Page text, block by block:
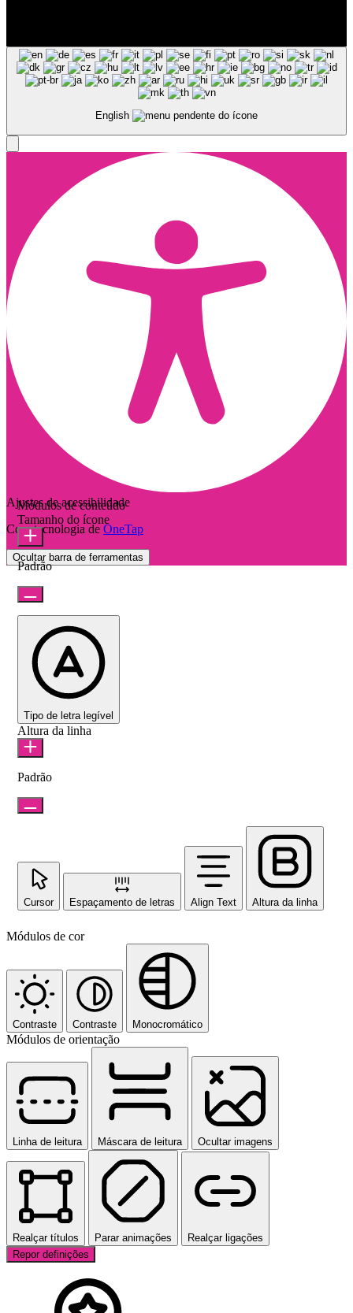
English
Ajustes de acessibilidade
Com tecnologia de OneTap
Ocultar barra de ferramentas
Módulos de conteúdo
Tamanho do ícone
Padrão
Tipo de letra legível
Altura da linha
Padrão
Cursor Espaçamento de letras Align Text Altura da linha
Módulos de cor
Contraste Contraste Monocromático
Módulos de orientação
Linha de leitura Máscara de leitura Ocultar imagens
Realçar títulos Parar animações
Realçar ligações
Repor definições